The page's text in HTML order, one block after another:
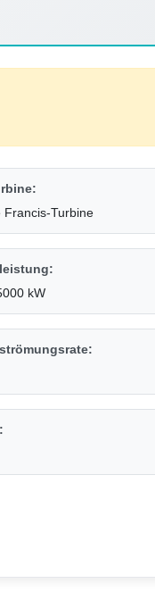
Francis-Turbine
kW